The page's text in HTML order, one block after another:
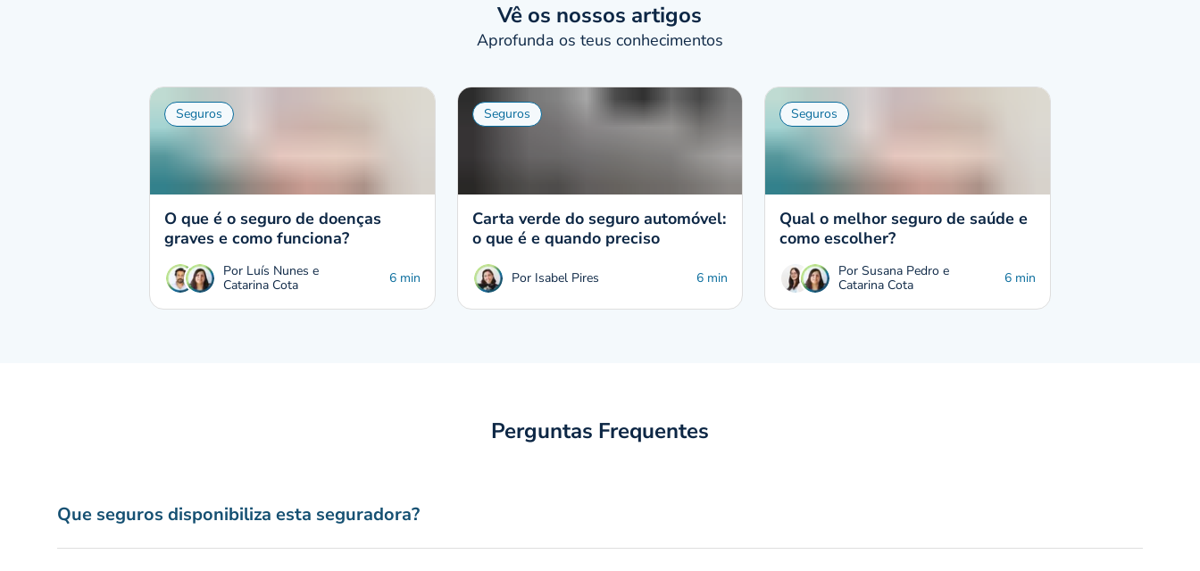
Vê os nossos artigos
Aprofunda os teus conhecimentos
Seguros
O que é o seguro de doenças
graves e como funciona?
Por Luís Nunes e
Catarina Cota
6 min
Seguros
Carta verde do seguro automóvel:
o que é e quando preciso
Por Isabel Pires 6 min
Seguros
Qual o melhor seguro de saúde e
como escolher?
Por Susana Pedro e
Catarina Cota
6 min
Perguntas Frequentes
Que seguros disponibiliza esta seguradora?